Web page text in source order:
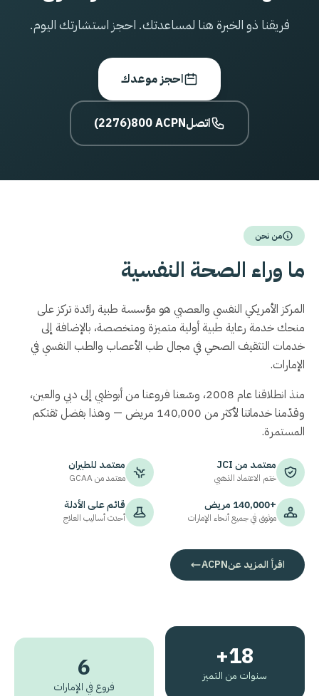
فريقنا ذو الخبرة هنا لمساعدتك. احجز استشارتك اليوم.
احجز موعدك
اتصل800 ACPN
(2276)
من نحن
ما وراء الصحة النفسية
المركز الأمريكي النفسي والعصبي هو مؤسسة طبية رائدة تركز على
منحك خدمة رعاية طبية أولية متميزة ومتخصصة، بالإضافة إلى
خدمات التثقيف الصحي في مجال طب الأعصاب والطب النفسي في
الإمارات.
منذ انطلاقنا عام 2008، وسّعنا فروعنا من أبوظبي إلى دبي والعين،
وقدّمنا خدماتنا لأكثر من 140,000 مريض — وهذا بفضل ثقتكم
المستمرة.
معتمد منJCI
ختم الاعتماد الذهبي
معتمد للطيران
معتمد منGCAA
+140,000 مريض
موثوق في جميع أنحاء الإمارات
قائم على الأدلة
أحدث أساليب العلاج
اقرأ المزيد عنACPN
18+
سنوات من التميز 6
فروع في الإمارات